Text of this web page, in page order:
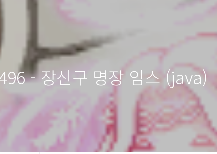
- 장신구 명장 임스 (java)